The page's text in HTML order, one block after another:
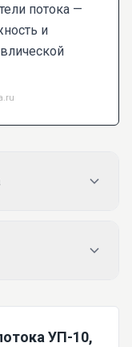
потока —
и
УП-10,